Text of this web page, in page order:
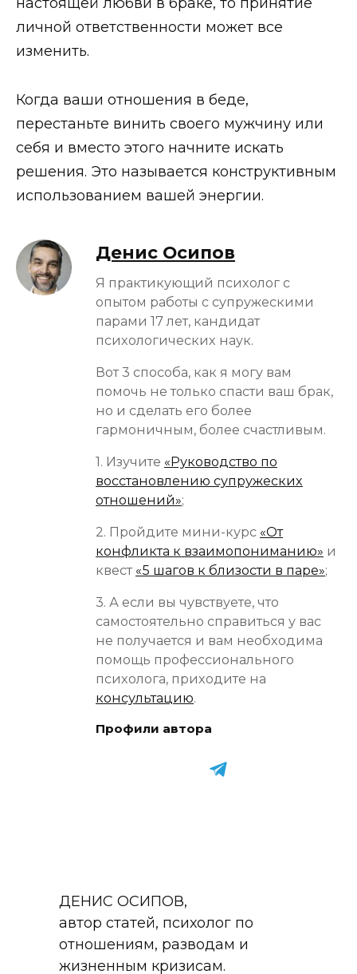
личной ответственности может все
изменить.
Когда ваши отношения в беде,
перестаньте винить своего мужчину или
себя и вместо этого начните искать
решения. Это называется конструктивным
использованием вашей энергии.
Денис Осипов
Я практикующий психолог с
опытом работы с супружескими
парами 17 лет, кандидат
психологических наук.
Вот 3 способа, как я могу вам
помочь не только спасти ваш брак,
но и сделать его более
гармоничным, более счастливым.
1. Изучите «Руководство по
восстановлению супружеских
отношений»;
2. Пройдите мини-курс «От
конфликта к взаимопониманию» и
квест «5 шагов к близости в паре»;
3. А если вы чувствуете, что
самостоятельно справиться у вас
не получается и вам необходима
помощь профессионального
психолога, приходите на
консультацию.
Профили автора
ДЕНИС ОСИПОВ,
автор статей, психолог по
отношениям, разводам и
жизненным кризисам.